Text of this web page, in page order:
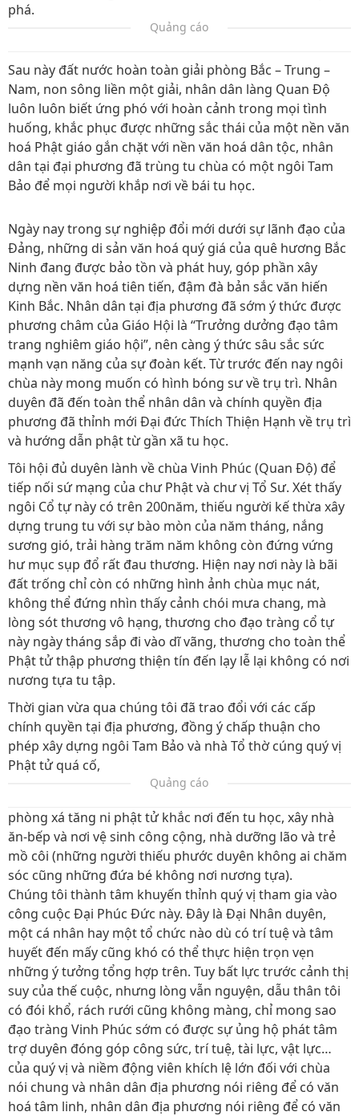
phá.
Quảng cáo
Sau này đất nước hoàn toàn giải phòng Bắc – Trung –
Nam, non sông liền một giải, nhân dân làng Quan Độ
luôn luôn biết ứng phó với hoàn cảnh trong mọi tình
huống, khắc phục được những sắc thái của một nền văn
hoá Phật giáo gắn chặt với nền văn hoá dân tộc, nhân
dân tại đại phương đã trùng tu chùa có một ngôi Tam
Bảo để mọi người khắp nơi về bái tu học.
Ngày nay trong sự nghiệp đổi mới dưới sự lãnh đạo của
Đảng, những di sản văn hoá quý giá của quê hương Bắc
Ninh đang được bảo tồn và phát huy, góp phần xây
dựng nền văn hoá tiên tiến, đậm đà bản sắc văn hiến
Kinh Bắc. Nhân dân tại địa phương đã sớm ý thức được
phương châm của Giáo Hội là “Trưởng dưởng đạo tâm
trang nghiêm giáo hội”, nên càng ý thức sâu sắc sức
mạnh vạn năng của sự đoàn kết. Từ trước đến nay ngôi
chùa này mong muốn có hình bóng sư về trụ trì. Nhân
duyên đã đến toàn thể nhân dân và chính quyền địa
phương đã thỉnh mới Đại đức Thích Thiện Hạnh về trụ trì
và hướng dẫn phật từ gần xã tu học.
Tôi hội đủ duyên lành về chùa Vinh Phúc (Quan Độ) để
tiếp nối sứ mạng của chư Phật và chư vị Tổ Sư. Xét thấy
ngôi Cổ tự này có trên 200năm, thiếu người kế thừa xây
dựng trung tu với sự bào mòn của năm tháng, nắng
sương gió, trải hàng trăm năm không còn đứng vứng
hư mục sụp đổ rất đau thương. Hiện nay nơi này là bãi
đất trống chỉ còn có những hình ảnh chùa mục nát,
không thể đứng nhìn thấy cảnh chói mưa chang, mà
lòng sót thương vô hạng, thương cho đạo tràng cổ tự
này ngày tháng sắp đi vào dĩ vãng, thương cho toàn thể
Phật tử thập phương thiện tín đến lạy lễ lại không có nơi
nương tựa tu tập.
Thời gian vừa qua chúng tôi đã trao đổi với các cấp
chính quyền tại địa phương, đồng ý chấp thuận cho
phép xây dựng ngôi Tam Bảo và nhà Tổ thờ cúng quý vị
Phật tử quá cố,
Quảng cáo
phòng xá tăng ni phật tử khắc nơi đến tu học, xây nhà
ăn-bếp và nơi vệ sinh công cộng, nhà dưỡng lão và trẻ
mồ côi (những người thiếu phước duyên không ai chăm
sóc cũng những đứa bé không nơi nương tựa).
Chúng tôi thành tâm khuyến thỉnh quý vị tham gia vào
công cuộc Đại Phúc Đức này. Đây là Đại Nhân duyên,
một cá nhân hay một tổ chức nào dù có trí tuệ và tâm
huyết đến mấy cũng khó có thể thực hiện trọn vẹn
những ý tưởng tổng hợp trên. Tuy bất lực trước cảnh thị
suy của thế cuộc, nhưng lòng vẫn nguyện, dẫu thân tôi
có đói khổ, rách rưới cũng không màng, chỉ mong sao
đạo tràng Vinh Phúc sớm có được sự ủng hộ phát tâm
trợ duyên đóng góp công sức, trí tuệ, tài lực, vật lực…
của quý vị và niềm động viên khích lệ lớn đối với chùa
nói chung và nhân dân địa phương nói riêng để có văn
hoá tâm linh, nhân dân địa phương nói riêng để có văn